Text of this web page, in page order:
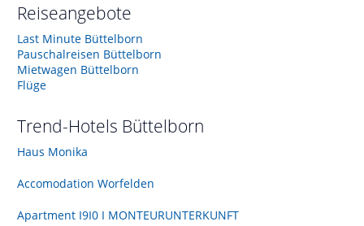
Reiseangebote
Last Minute Büttelborn
Pauschalreisen Büttelborn
Mietwagen Büttelborn
Flüge
Trend-Hotels Büttelborn
Haus Monika
Accomodation Worfelden
Apartment I9I0 I MONTEURUNTERKUNFT